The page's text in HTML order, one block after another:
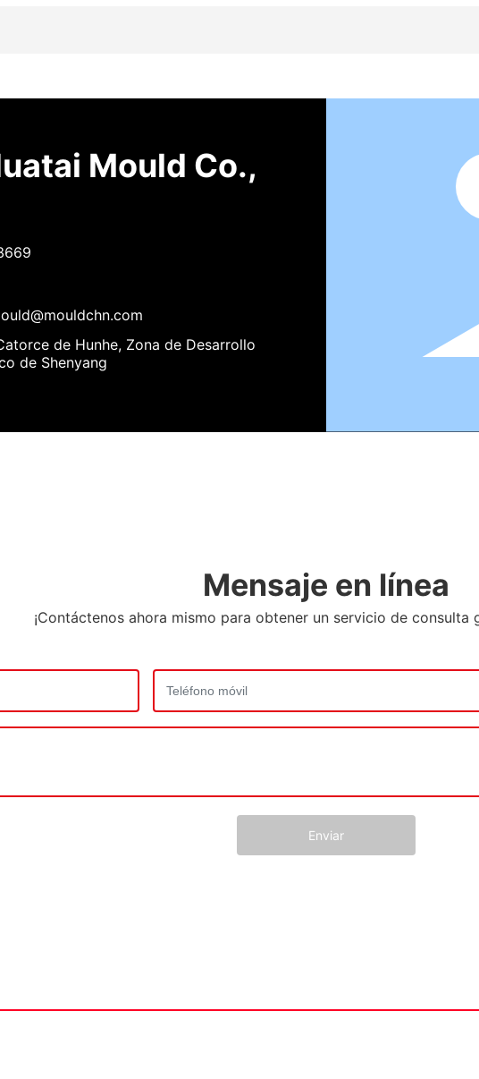
Mould Co.,
de Hunhe, Zona de Desarrollo
de Shenyang
Mensaje en línea
¡Contáctenos ahora mismo para obtener un servicio de
Enviar